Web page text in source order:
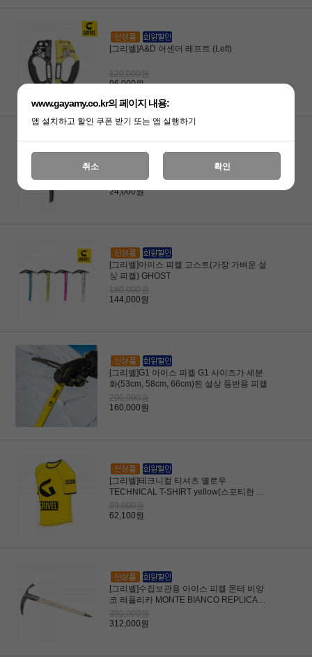
[그리벨]A&D 어센더 레프트 (Left)
120,000원
96,000원
[그리벨]눈삽 샤프트
30,000원
24,000원
[그리벨]아이스 피켈 고스트(가장 가벼운 설
상 피켈) GHOST
180,000원
144,000원
[그리벨]G1 아이스 피켈 G1 사이즈가 세분
화(53cm, 58cm, 66cm)된 설상 등반용 피켈
200,000원
160,000원
[그리벨]테크니컬 티셔츠 옐로우
TECHNICAL T-SHIRT yellow(스포티한 디
자인 T셔츠)
69,000원
62,100원
[그리벨]수집보관용 아이스 피켈 몬테 비앙
코 레플리카 MONTE BIANCO REPLICA
65cm와 75cm
390,000원
312,000원
www.gayamy.co.kr의 페이지 내용:
앱 설치하고 할인 쿠폰 받기 또는 앱 실행하기
취소 확인